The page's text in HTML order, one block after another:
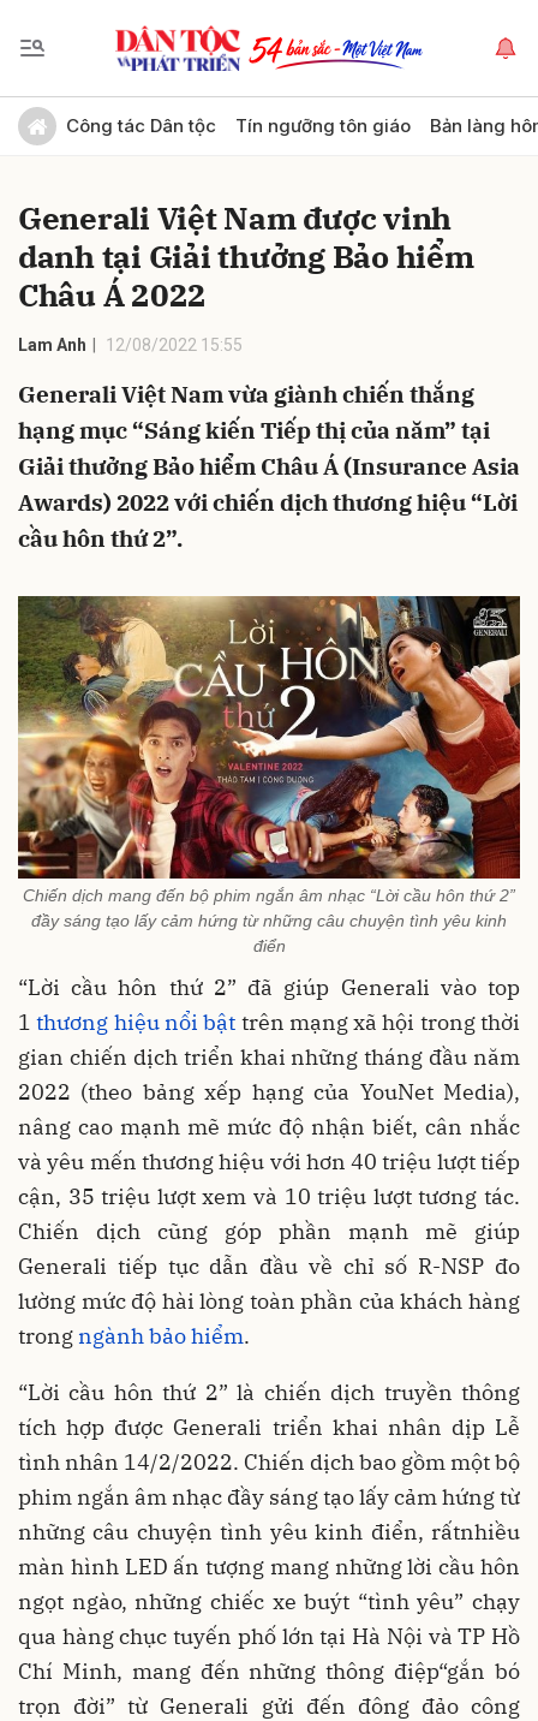
Công tác Dân tộc Tín ngưỡng tôn giáo Bản làng
Generali Việt Nam được vinh
danh tại Giải thưởng Bảo hiểm
Châu Á 2022
Lam Anh 12/08/2022 15:55
Generali Việt Nam vừa giành chiến thắng
hạng mục “Sáng kiến Tiếp thị của năm” tại
Giải thưởng Bảo hiểm Châu Á (Insurance Asia
Awards) 2022 với chiến dịch thương hiệu “Lời
cầu hôn thứ 2”.
Chiến dịch mang đến bộ phim ngắn âm nhạc “Lời cầu hôn thứ 2”
đầy sáng tạo lấy cảm hứng từ những câu chuyện tình yêu kinh
điển
“Lời cầu hôn thứ 2” đã giúp Generali vào top
1thương hiệu nổi bật trên mạng xã hội trong thời
gian chiến dịch triển khai những tháng đầu năm
2022 (theo bảng xếp hạng của YouNet Media),
nâng cao mạnh mẽ mức độ nhận biết, cân nhắc
và yêu mến thương hiệu với hơn 40 triệu lượt tiếp
cận, 35 triệu lượt xem và 10 triệu lượt tương tác.
Chiến dịch cũng góp phần mạnh mẽ giúp
Generali tiếp tục dẫn đầu về chỉ số R-NSP đo
lường mức độ hài lòng toàn phần của khách hàng
trongngành bảo hiểm.
“Lời cầu hôn thứ 2” là chiến dịch truyền thông
tích hợp được Generali triển khai nhân dịp Lễ
tình nhân 14/2/2022. Chiến dịch bao gồm một bộ
phim ngắn âm nhạc đầy sáng tạo lấy cảm hứng từ
những câu chuyện tình yêu kinh điển, rấtnhiều
màn hình LED ấn tượng mang những lời cầu hôn
ngọt ngào, những chiếc xe buýt “tình yêu” chạy
qua hàng chục tuyến phố lớn tại Hà Nội và TP Hồ
Chí Minh, mang đến những thông điệp“gắn bó
trọn đời” từ Generali gửi đến đông đảo công
Gửi bình luận